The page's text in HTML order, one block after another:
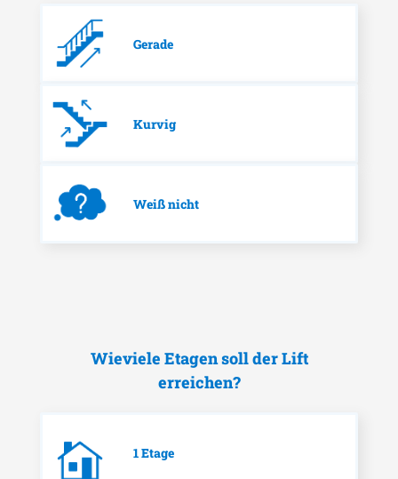
Gerade
Kurvig
Weiß nicht
Wieviele Etagen soll der Lift
erreichen?
1 Etage